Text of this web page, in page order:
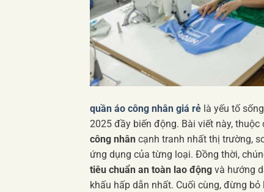
quần áo công nhân giá rẻ là yếu tố
2025 đầy biến động. Bài viết này, thuộc
công nhân cạnh tranh nhất thị trường,
ứng dụng của từng loại. Đồng thời,
tiêu chuẩn an toàn lao động và hướng
khấu hấp dẫn nhất. Cuối cùng, đừng bỏ